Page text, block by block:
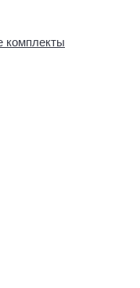
комплекты